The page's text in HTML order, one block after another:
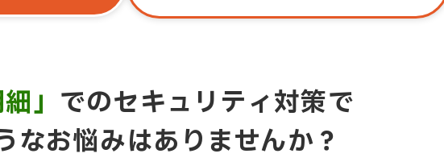
」 でのセキュリティ対策で
なお悩みはありませんか？